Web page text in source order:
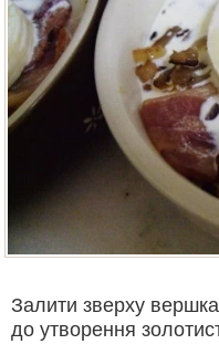
Залити зверху
до утворення